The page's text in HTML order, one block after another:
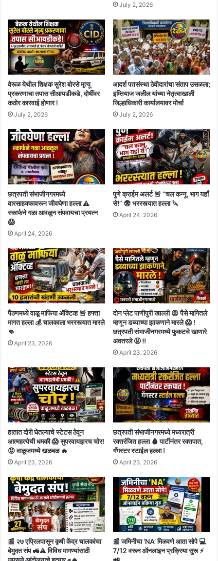
July 2, 2026
वेरूळ येथील शिक्षक सुरेश बोरसे मृत्यू
प्रकरणाचा तपास सीआयडीकडे, दोषींवर
कठोर कारवाई होणार !
July 2, 2026
आदर्श पतसंस्था ठेवीदारांचा संताप उसळला;
इम्तियाज जलील यांच्या नेतृत्वाखाली
जिल्हाधिकारी कार्यालयावर मोर्चा
July 2, 2026
छत्रपती संभाजीनगरमध्ये
वारसाहक्कावरून जीवघेणा हल्ला ⚠️
स्कार्फने गळा आवळून संपवायचा प्रयत्न
😱
April 24, 2026
पुणे क्राईम अलर्ट 🚨 “चल कन्नू, भाग यहाँ
से!” 😨 भररस्त्यात हल्ला 🔪
April 24, 2026
पैठणमध्ये वाळू माफिया अ‍ॅक्टिव्ह 🚨 हफ्ता
मागत हल्ला 💰 चालकाला भररस्त्यात मारले
👊
April 23, 2026
दोन प्लेट पाणीपुरी खाल्ली 😡 पैसे मागितले
म्हणून डब्याच्या झाकणाने मारले 😱 !
छत्रपती संभाजीनगरमध्ये फुकटचे खाणारे
अवतरले 🤬 !!
April 23, 2026
हातात दोरी घेतल्याचे स्टेटस ठेवून
आत्महत्येची धमकी 😱 सुपरवायझरच चोर!
😡 वाळूजमध्ये खळबळ 🔥
April 23, 2026
छत्रपती संभाजीनगरमध्ये मध्यरात्री
रक्तरंजित हल्ला 🩸 पार्टीनंतर रक्तपात,
गँगस्टर स्टाईल हल्ला !
April 23, 2026
📰 २७ एप्रिलपासून कृषी केंद्र चालकांचा
बेमुदत संप 🚜⚠️ विविध मागण्यांसाठी
📰 जमिनीचा ‘NA’ मिळवणे आता सोपे 💻
7/12 वरून ऑनलाइन प्रक्रिया सुरू ⚡